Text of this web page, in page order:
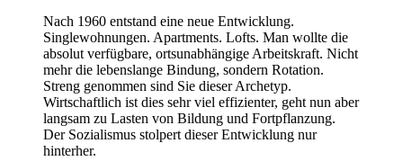
Nach 1960 entstand eine neue Entwicklung.
Singlewohnungen. Apartments. Lofts. Man wollte die
absolut verfügbare, ortsunabhängige Arbeitskraft. Nicht
mehr die lebenslange Bindung, sondern Rotation.
Streng genommen sind Sie dieser Archetyp.
Wirtschaftlich ist dies sehr viel effizienter, geht nun aber
langsam zu Lasten von Bildung und Fortpflanzung.
Der Sozialismus stolpert dieser Entwicklung nur
hinterher.